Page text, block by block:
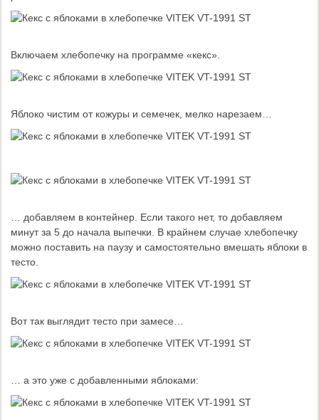
Включаем хлебопечку на программе «кекс».
Яблоко чистим от кожуры и семечек, мелко нарезаем…
… добавляем в контейнер. Если такого нет, то добавляем
минут за 5 до начала выпечки. В крайнем случае хлебопечку
можно поставить на паузу и самостоятельно вмешать яблоки в
тесто.
Вот так выглядит тесто при замесе…
… а это уже с добавленными яблоками: